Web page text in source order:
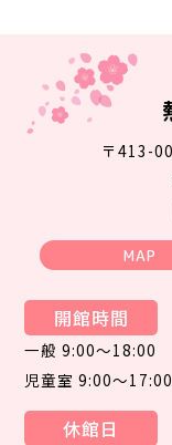
〒413-
MAP
開館時間
一般 9:00～18:00
児童室 9:00～17:00
休館日